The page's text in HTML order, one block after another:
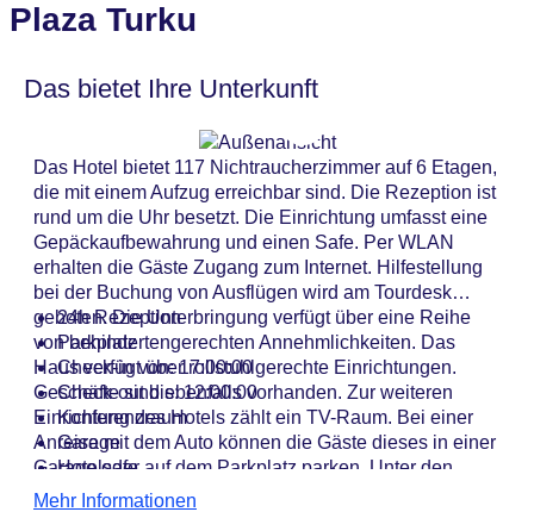
Plaza Turku
Das bietet Ihre Unterkunft
Das Hotel bietet 117 Nichtraucherzimmer auf 6 Etagen,
die mit einem Aufzug erreichbar sind. Die Rezeption ist
rund um die Uhr besetzt. Die Einrichtung umfasst eine
Gepäckaufbewahrung und einen Safe. Per WLAN
erhalten die Gäste Zugang zum Internet. Hilfestellung
bei der Buchung von Ausflügen wird am Tourdesk
geboten. Die Unterbringung verfügt über eine Reihe
von behindertengerechten Annehmlichkeiten. Das
Haus verfügt über rollstuhlgerechte Einrichtungen.
Geschäfte sind ebenfalls vorhanden. Zur weiteren
Einrichtung des Hotels zählt ein TV-Raum. Bei einer
Anreise mit dem Auto können die Gäste dieses in einer
Garage oder auf dem Parkplatz parken. Unter den
weiteren Leistungen finden sich ein Zimmerservice und
24h Rezeption
Parkplatz
Check-in von: 17:00:00
Check-out bis: 12:00:00
Konferenzraum
Garage
Hotelsafe
WLAN/WiFi im Hotel
Mehr Informationen